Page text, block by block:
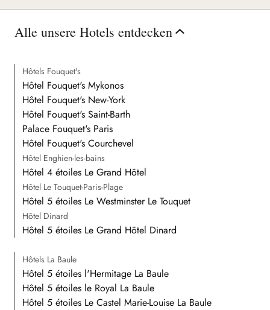
Alle unsere Hotels entdecken
Hôtels Fouquet's
Hôtel Fouquet's Mykonos
Hôtel Fouquet's New-York
Hôtel Fouquet's Saint-Barth
Palace Fouquet's Paris
Hôtel Fouquet's Courchevel
Hôtel Enghien-les-bains
Hôtel 4 étoiles Le Grand Hôtel
Hôtel Le Touquet-Paris-Plage
Hôtel 5 étoiles Le Westminster Le Touquet
Hôtel Dinard
Hôtel 5 étoiles Le Grand Hôtel Dinard
Hôtels La Baule
Hôtel 5 étoiles l'Hermitage La Baule
Hôtel 5 étoiles le Royal La Baule
Hôtel 5 étoiles Le Castel Marie-Louise La Baule